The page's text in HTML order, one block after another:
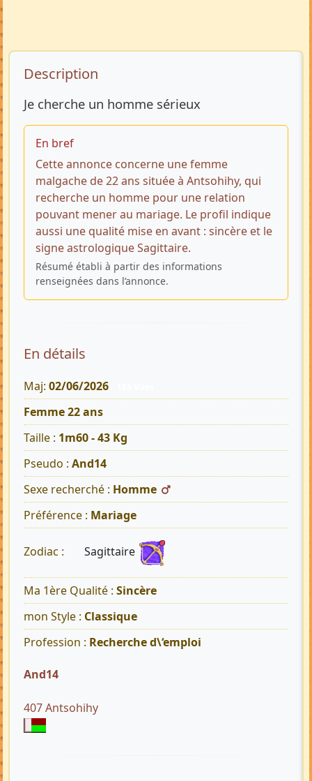
Description de l’annonce
Description
Je cherche un homme sérieux
En bref
Cette annonce concerne une femme
malgache de 22 ans située à Antsohihy, qui
recherche un homme pour une relation
pouvant mener au mariage. Le profil indique
aussi une qualité mise en avant : sincère et le
signe astrologique Sagittaire.
Résumé établi à partir des informations
renseignées dans l’annonce.
En détails
Maj: 02/06/2026
Femme 22 ans
Taille : 1m60 - 43 Kg
Pseudo : And14
Sexe recherché : Homme
Préférence : Mariage
Zodiac : Sagittaire
Ma 1ère Qualité : Sincère
mon Style : Classique
Profession : Recherche d\‘emploi
And14
407 Antsohihy